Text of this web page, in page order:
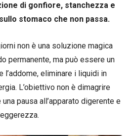
di gonfiore, stanchezza e
stomaco che non passa.
non è una soluzione magica
permanente, ma può essere un
eliminare i liquidi in
L’obiettivo non è dimagrire
pausa all’apparato digerente e